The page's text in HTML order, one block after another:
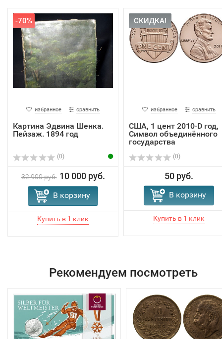
-70%
избранное сравнить
Картина Эдвина Шенка.
Пейзаж. 1894 год
(0)
32 900 руб. 10 000 руб.
В корзину
СКИДКА!
избранное сравнить
США, 1 цент 2010-D год,
Символ объединённого
государства
(0)
50 руб.
В корзину
Рекомендуем посмотреть